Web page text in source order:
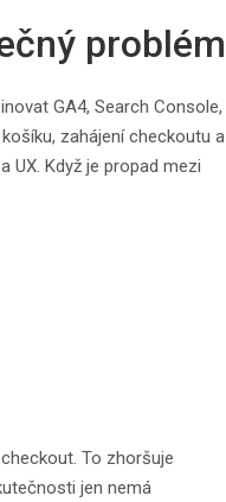
problém
GA4, Search Console,
zahájení checkoutu a
UX. Když je propad mezi
To zhoršuje
jen nemá